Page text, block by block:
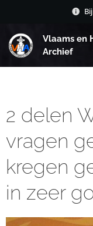
Vlaams en
Archief
2 delen
vragen
kregen
in zeer